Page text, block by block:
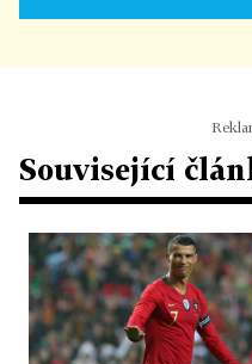
Související